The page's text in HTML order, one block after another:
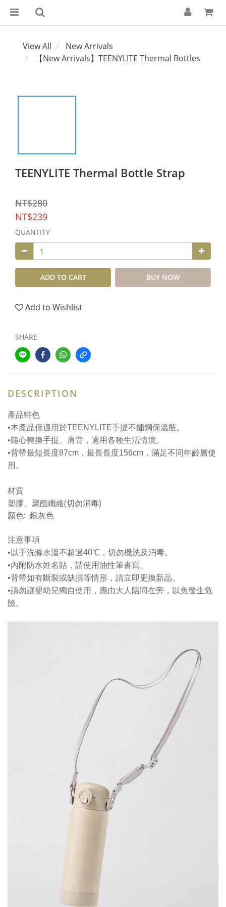
View All
New Arrivals
【New Arrivals】TEENYLITE Thermal Bottles
TEENYLITE Thermal Bottle Strap
NT$280
NT$239
QUANTITY
ADD TO CART BUY NOW
Add to Wishlist
SHARE
DESCRIPTION
產品特色
•本產品僅適用於TEENYLITE手提不鏽鋼保溫瓶。
•隨心轉換手提、肩背，適用各種生活情境。
•背帶最短長度87cm，最長長度156cm，滿足不同年齡層使
用。
材質
塑膠、聚酯纖維(切勿消毒)
顏色: 銀灰色
注意事項
•以手洗滌水溫不超過40℃，切勿機洗及消毒。
•內附防水姓名貼，請使用油性筆書寫。
•背帶如有斷裂或缺損等情形，請立即更換新品。
•請勿讓嬰幼兒獨自使用，應由大人陪同在旁，以免發生危
險。